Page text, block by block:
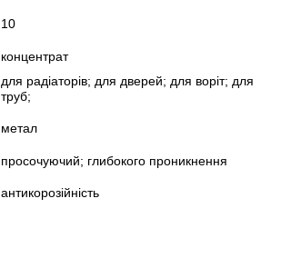
10
концентрат
для радіаторів; для дверей; для воріт; для
труб;
метал
просочуючий; глибокого проникнення
антикорозійність